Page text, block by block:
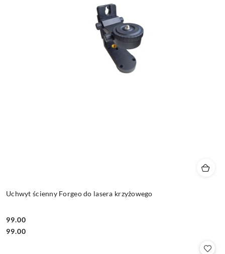
Uchwyt ścienny Forgeo do lasera krzyżowego
Cena:
99.00
Cena:
99.00